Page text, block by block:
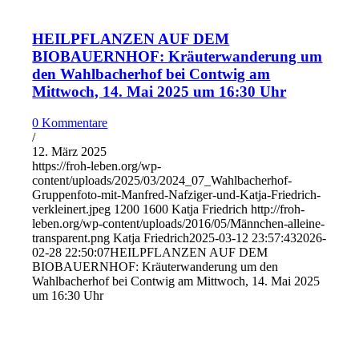
HEILPFLANZEN AUF DEM
BIOBAUERNHOF: Kräuterwanderung um
den Wahlbacherhof bei Contwig am
Mittwoch, 14. Mai 2025 um 16:30 Uhr
0 Kommentare
/
12. März 2025
https://froh-leben.org/wp-
content/uploads/2025/03/2024_07_Wahlbacherhof-
Gruppenfoto-mit-Manfred-Nafziger-und-Katja-Friedrich-
verkleinert.jpeg 1200 1600 Katja Friedrich http://froh-
leben.org/wp-content/uploads/2016/05/Männchen-alleine-
transparent.png Katja Friedrich2025-03-12 23:57:432026-
02-28 22:50:07HEILPFLANZEN AUF DEM
BIOBAUERNHOF: Kräuterwanderung um den
Wahlbacherhof bei Contwig am Mittwoch, 14. Mai 2025
um 16:30 Uhr